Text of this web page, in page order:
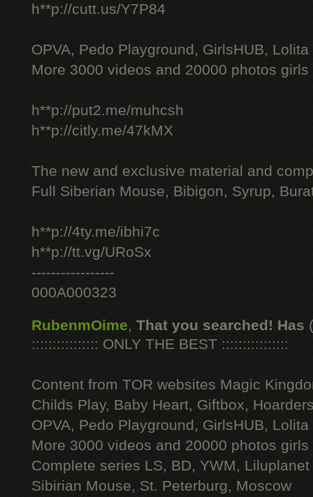
h**p://cutt.us/Y7P84
OPVA, Pedo Playground, GirlsHUB, Lolita
More 3000 videos and 20000 photos
h**p://put2.me/muhcsh
h**p://citly.me/47kMX
The new and exclusive material and
Full Siberian Mouse, Bibigon, Syrup,
h**p://4ty.me/ibhi7c
h**p://tt.vg/URoSx
-----------------
000A000323
RubenmOime, That you searched! Has
:::::::::::::::: ONLY THE BEST ::::::::::::::::
Content from TOR websites Magic
Childs Play, Baby Heart, Giftbox,
OPVA, Pedo Playground, GirlsHUB, Lolita
More 3000 videos and 20000 photos
Complete series LS, BD, YWM, Liluplanet
Sibirian Mouse, St. Peterburg, Moscow